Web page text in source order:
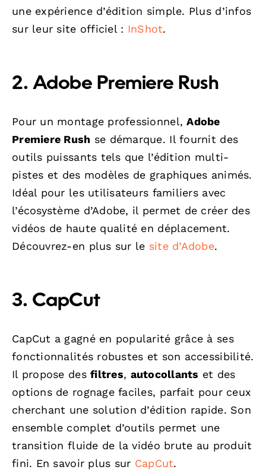
une expérience d’édition simple. Plus d’infos
sur leur site officiel : InShot.
2. Adobe Premiere Rush
Pour un montage professionnel,Adobe
Premiere Rush se démarque. Il fournit des
outils puissants tels que l’édition multi-
pistes et des modèles de graphiques animés.
Idéal pour les utilisateurs familiers avec
l’écosystème d’Adobe, il permet de créer des
vidéos de haute qualité en déplacement.
Découvrez-en plus sur le site d’Adobe.
3. CapCut
CapCut a gagné en popularité grâce à ses
fonctionnalités robustes et son accessibilité.
Il propose desfiltres, autocollants et des
options de rognage faciles, parfait pour ceux
cherchant une solution d’édition rapide. Son
ensemble complet d’outils permet une
transition fluide de la vidéo brute au produit
fini. En savoir plus sur CapCut.